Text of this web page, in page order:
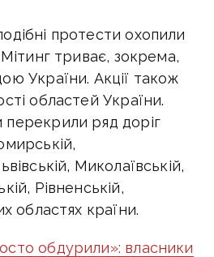
протести охопили
триває, зокрема,
України. Акції також
областей України.
ряд доріг
Миколаївській,
Рівненській,
областях країни.
обдурили»: власники